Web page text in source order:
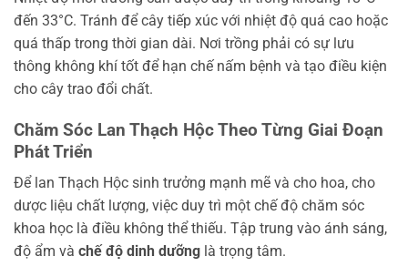
đến 33°C. Tránh để cây tiếp xúc với nhiệt độ quá cao hoặc
quá thấp trong thời gian dài. Nơi trồng phải có sự lưu
thông không khí tốt để hạn chế nấm bệnh và tạo điều kiện
cho cây trao đổi chất.
Chăm Sóc Lan Thạch Hộc Theo Từng Giai Đoạn
Phát Triển
Để lan Thạch Hộc sinh trưởng mạnh mẽ và cho hoa, cho
dược liệu chất lượng, việc duy trì một chế độ chăm sóc
khoa học là điều không thể thiếu. Tập trung vào ánh sáng,
độ ẩm và chế độ dinh dưỡng là trọng tâm.